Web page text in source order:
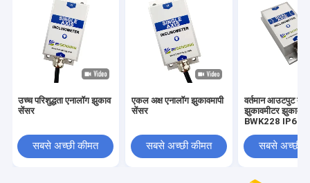
उच्च परिशुद्धता एनालॉग झुकाव
सेंसर
सबसे अच्छी कीमत
एकल अक्ष एनालॉग झुकावमापी
सेंसर
सबसे अच्छी कीमत
वर्तमान आउटपुट
झुकावमीटर
BWK228 IP67
सबसे अच्छी